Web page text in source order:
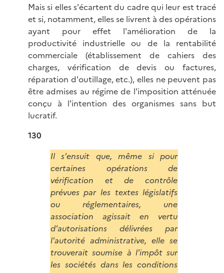
Mais si elles s'écartent du cadre qui leur est tracé
et si, notamment, elles se livrent à des opérations
ayant pour effet l'amélioration de la
productivité industrielle ou de la rentabilité
commerciale (établissement de cahiers des
charges, vérification de devis ou factures,
réparation d'outillage, etc.), elles ne peuvent pas
être admises au régime de l'imposition atténuée
conçu à l'intention des organismes sans but
lucratif.
130
Il s'ensuit que, même si pour
certaines opérations de
vérification et de contrôle
prévues par les textes législatifs
ou réglementaires, une
association agissait en vertu
d'autorisations délivrées par
l'autorité administrative, elle se
trouverait soumise à l'impôt sur
les sociétés dans les conditions